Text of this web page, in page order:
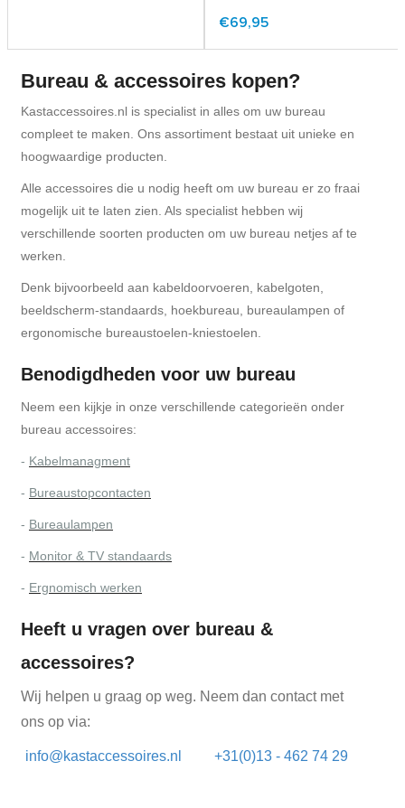
Bureau & accessoires kopen?
Kastaccessoires.nl is specialist in alles om uw bureau
compleet te maken. Ons assortiment bestaat uit unieke en
hoogwaardige producten.
Alle accessoires die u nodig heeft om uw bureau er zo fraai
mogelijk uit te laten zien. Als specialist hebben wij
verschillende soorten producten om uw bureau netjes af te
werken.
Denk bijvoorbeeld aan kabeldoorvoeren, kabelgoten,
beeldscherm-standaards, hoekbureau, bureaulampen of
ergonomische bureaustoelen-kniestoelen.
Benodigdheden voor uw bureau
Neem een kijkje in onze verschillende categorieën onder
bureau accessoires:
- Kabelmanagment
- Bureaustopcontacten
- Bureaulampen
- Monitor & TV standaards
- Ergnomisch werken
Heeft u vragen over bureau &
accessoires?
Wij helpen u graag op weg. Neem dan contact met
ons op via:
info@kastaccessoires.nl +31(0)13 - 462 74 29
€69,95